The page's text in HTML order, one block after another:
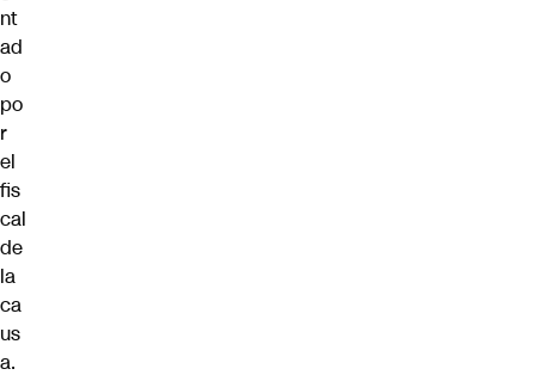
nt
ad
o
po
r
el
fis
cal
de
la
ca
us
a.